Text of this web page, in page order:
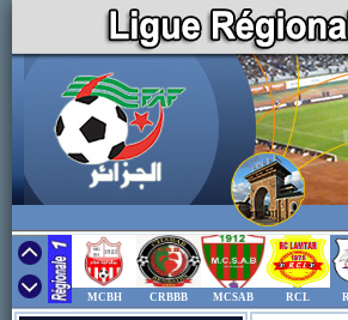
MCBH CRBBB MCSAB RCL